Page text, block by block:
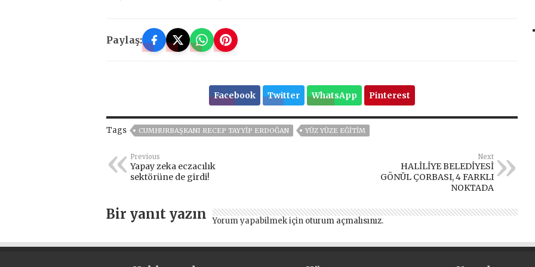
Paylaş:
Facebook Twitter WhatsApp Pinterest
Tags CUMHURBAŞKANI RECEP TAYYIP ERDOĞAN YÜZ YÜZE EĞITIM
Previous
Yapay zeka eczacılık
sektörüne de girdi!
Next
HALİLİYE BELEDİYESİ
GÖNÜL ÇORBASI, 4 FARKLI
NOKTADA
Bir yanıt yazın Yorum yapabilmek için oturum açmalısınız.